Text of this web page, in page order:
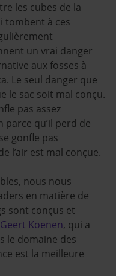
les cubes de la
tombent à ces
un vrai danger
aux fosses à
Le seul danger que
le sac soit mal conçu.
pas assez
qu’il perd de
gonfle pas
l’air est mal conçue.
nous nous
en matière de
sont conçus et
Geert Koenen, qui a
le domaine des
est la meilleure